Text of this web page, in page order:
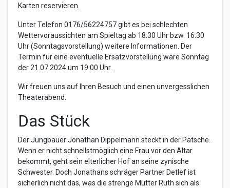
Karten reservieren.
Unter Telefon 0176/56224757 gibt es bei schlechten
Wettervoraussichten am Spieltag ab 18:30 Uhr bzw. 16:30
Uhr (Sonntagsvorstellung) weitere Informationen. Der
Termin für eine eventuelle Ersatzvorstellung wäre Sonntag
der 21.07.2024 um 19:00 Uhr.
Wir freuen uns auf Ihren Besuch und einen unvergesslichen
Theaterabend.
Das Stück
Der Jungbauer Jonathan Dippelmann steckt in der Patsche.
Wenn er nicht schnellstmöglich eine Frau vor den Altar
bekommt, geht sein elterlicher Hof an seine zynische
Schwester. Doch Jonathans schräger Partner Detlef ist
sicherlich nicht das, was die strenge Mutter Ruth sich als